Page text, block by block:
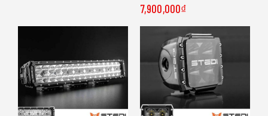
7,900,000₫